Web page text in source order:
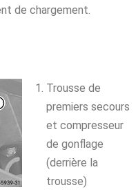
de chargement.
Trousse de
premiers secours
et compresseur
de gonflage
(derrière la
trousse)